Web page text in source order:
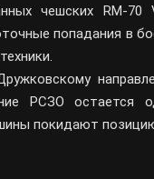
чешских RM-70
попадания в
РСЗО остается
покидают